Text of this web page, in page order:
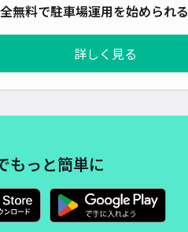
無料で駐車場運用を始められる
詳しく見る
もっと簡単に